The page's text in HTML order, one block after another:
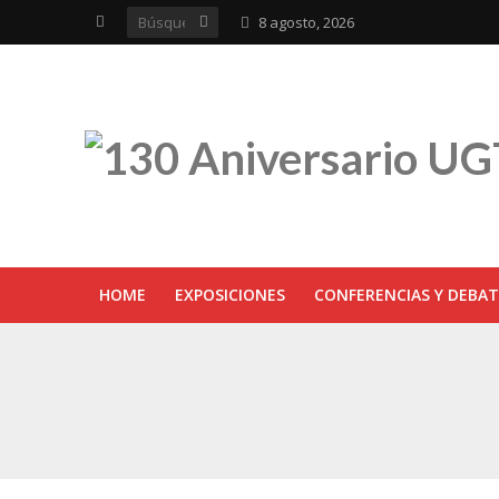
8 agosto, 2026
HOME EXPOSICIONES CONFERENCIAS Y